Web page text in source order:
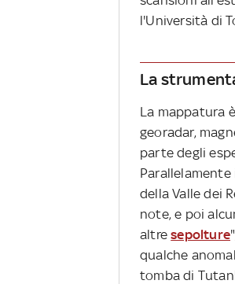
l'Università di
La
La mappatura
georadar,
parte degli
della Valle dei
note, e poi
altresepolture
qualche
tomba di